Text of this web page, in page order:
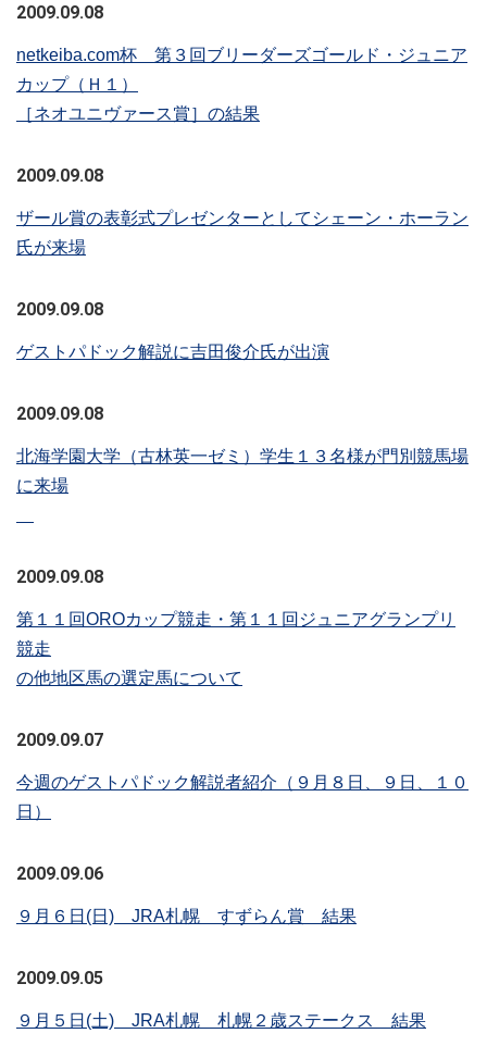
2009.09.08
netkeiba.com杯 第３回ブリーダーズゴールド・ジュニア
カップ（Ｈ１）
［ネオユニヴァース賞］の結果
2009.09.08
ザール賞の表彰式プレゼンターとしてシェーン・ホーラン
氏が来場
2009.09.08
ゲストパドック解説に吉田俊介氏が出演
2009.09.08
北海学園大学（古林英一ゼミ）学生１３名様が門別競馬場
に来場
2009.09.08
第１１回OROカップ競走・第１１回ジュニアグランプリ
競走
の他地区馬の選定馬について
2009.09.07
今週のゲストパドック解説者紹介（９月８日、９日、１０
日）
2009.09.06
９月６日(日) JRA札幌 すずらん賞 結果
2009.09.05
９月５日(土) JRA札幌 札幌２歳ステークス 結果